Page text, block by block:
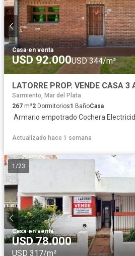
Casa·en venta
USD 92.000USD 344/m²
Sarmiento, Mar del Plata
267 m²2 Dormitorios1 BañoCasa
·Armario empotrado·Cochera·
Actualizado hace 1 semana
1 /23
Casa·en venta
USD 78.000
USD 317/m²